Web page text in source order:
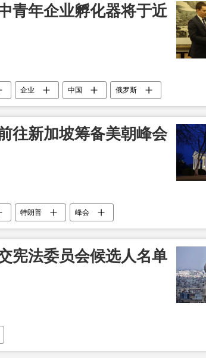
青年企业孵化器将于近
企业 中国
俄罗斯
往新加坡筹备美朝峰会
特朗普 峰会
宪法委员会候选人名单